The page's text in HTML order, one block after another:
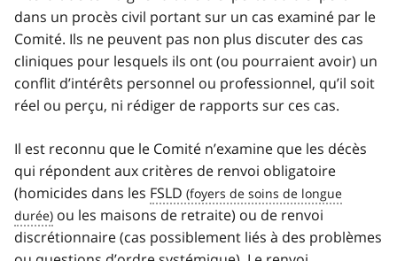
dans un procès civil portant sur un cas examiné par le
Comité. Ils ne peuvent pas non plus discuter des cas
cliniques pour lesquels ils ont (ou pourraient avoir) un
conflit d’intérêts personnel ou professionnel, qu’il soit
réel ou perçu, ni rédiger de rapports sur ces cas.
Il est reconnu que le Comité n’examine que les décès
qui répondent aux critères de renvoi obligatoire
(homicides dans les FSLD
ou les maisons de retraite) ou de renvoi
discrétionnaire (cas possiblement liés à des problèmes